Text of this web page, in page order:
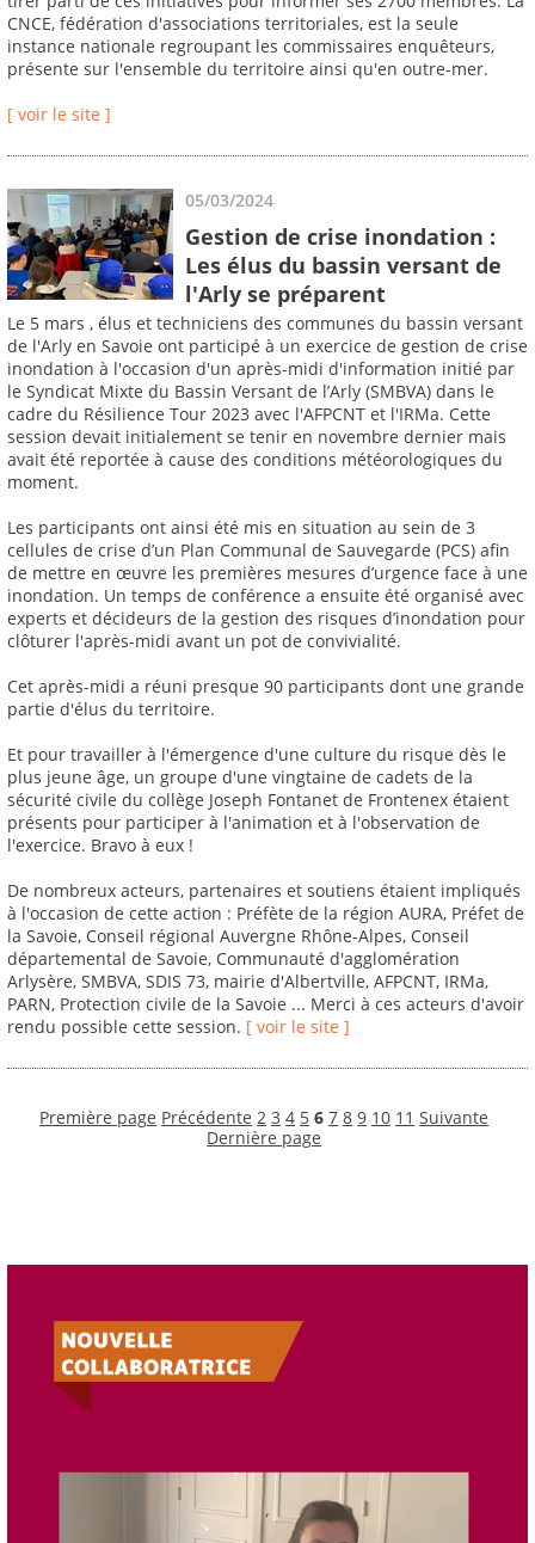
CNCE, fédération d'associations territoriales, est la seule
instance nationale regroupant les commissaires enquêteurs,
présente sur l'ensemble du territoire ainsi qu'en outre-mer.
[ voir le site ]
05/03/2024
Gestion de crise inondation :
Les élus du bassin versant de
l'Arly se préparent
Le 5 mars , élus et techniciens des communes du bassin versant
de l'Arly en Savoie ont participé à un exercice de gestion de crise
inondation à l'occasion d'un après-midi d'information initié par
le Syndicat Mixte du Bassin Versant de l’Arly (SMBVA) dans le
cadre du Résilience Tour 2023 avec l'AFPCNT et l'IRMa. Cette
session devait initialement se tenir en novembre dernier mais
avait été reportée à cause des conditions météorologiques du
moment.
Les participants ont ainsi été mis en situation au sein de 3
cellules de crise d’un Plan Communal de Sauvegarde (PCS) afin
de mettre en œuvre les premières mesures d’urgence face à une
inondation. Un temps de conférence a ensuite été organisé avec
experts et décideurs de la gestion des risques d’inondation pour
clôturer l'après-midi avant un pot de convivialité.
Cet après-midi a réuni presque 90 participants dont une grande
partie d'élus du territoire.
Et pour travailler à l'émergence d'une culture du risque dès le
plus jeune âge, un groupe d'une vingtaine de cadets de la
sécurité civile du collège Joseph Fontanet de Frontenex étaient
présents pour participer à l'animation et à l'observation de
l'exercice. Bravo à eux !
De nombreux acteurs, partenaires et soutiens étaient impliqués
à l'occasion de cette action : Préfète de la région AURA, Préfet de
la Savoie, Conseil régional Auvergne Rhône-Alpes, Conseil
départemental de Savoie, Communauté d'agglomération
Arlysère, SMBVA, SDIS 73, mairie d'Albertville, AFPCNT, IRMa,
PARN, Protection civile de la Savoie ... Merci à ces acteurs d'avoir
rendu possible cette session. [ voir le site ]
Première page Précédente 2 3 4 5 6 7 8 9 10 11 Suivante
Dernière page